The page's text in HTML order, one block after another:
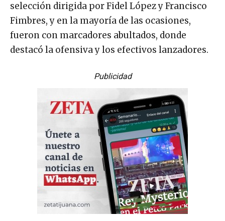
selección dirigida por Fidel López y Francisco
Fimbres, y en la mayoría de las ocasiones,
fueron con marcadores abultados, donde
destacó la ofensiva y los efectivos lanzadores.
Publicidad